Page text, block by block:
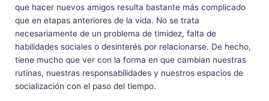
que hacer nuevos amigos resulta bastante más complicado
que en etapas anteriores de la vida. No se trata
necesariamente de un problema de timidez, falta de
habilidades sociales o desinterés por relacionarse. De hecho,
tiene mucho que ver con la forma en que cambian nuestras
rutinas, nuestras responsabilidades y nuestros espacios de
socialización con el paso del tiempo.